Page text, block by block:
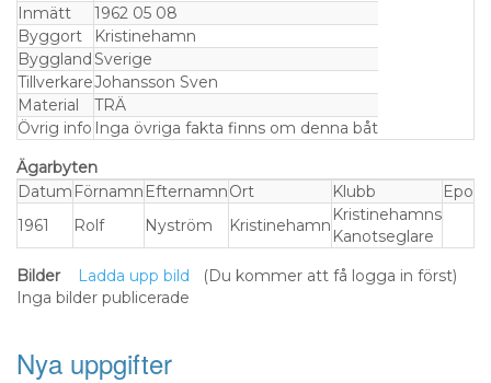
Inmätt
1962 05 08
Byggort
Kristinehamn
BygglandSverige
TillverkareJohansson Sven
Material
TRÄ
Övrig info Inga övriga fakta finns om denna båt
Ägarbyten
Datum Förnamn EfternamnOrt Klubb
Epost
1961
Rolf Nyström Kristinehamn
Kristinehamns
Kanotseglare
Bilder
Ladda upp bild (Du kommer att få logga in först)
Inga bilder publicerade
Nya uppgifter